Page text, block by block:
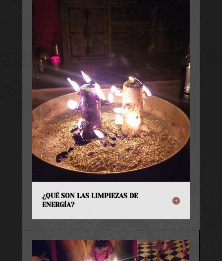
¿QUÉ SON LAS LIMPIEZAS DE
ENERGÍA?